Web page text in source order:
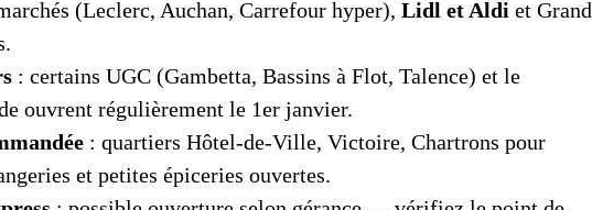
(Leclerc, Auchan, Carrefour hyper), Lidl et Aldi et Grand
: certains UGC (Gambetta, Bassins à Flot, Talence) et le
ouvrent régulièrement le 1er janvier.
: quartiers Hôtel‑de‑Ville, Victoire, Chartrons pour
et petites épiceries ouvertes.